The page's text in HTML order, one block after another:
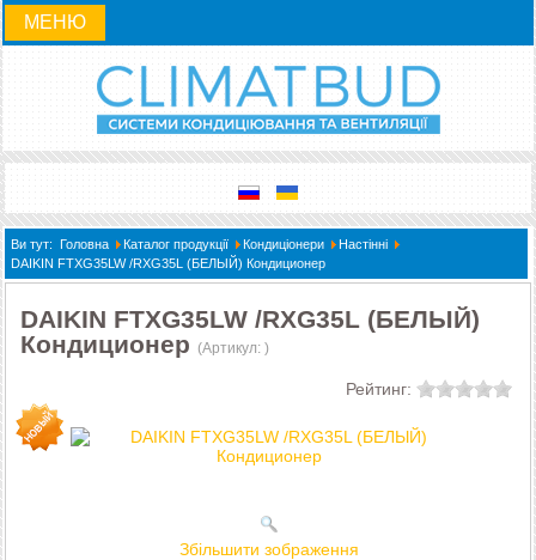
МЕНЮ
Ви тут: Головна Каталог продукції Кондиціонери
Настінні
DAIKIN FTXG35LW /RXG35L (БЕЛЫЙ) Кондиционер
DAIKIN FTXG35LW /RXG35L (БЕЛЫЙ)
Кондиционер (Артикул: )
Рейтинг:
Збільшити зображення